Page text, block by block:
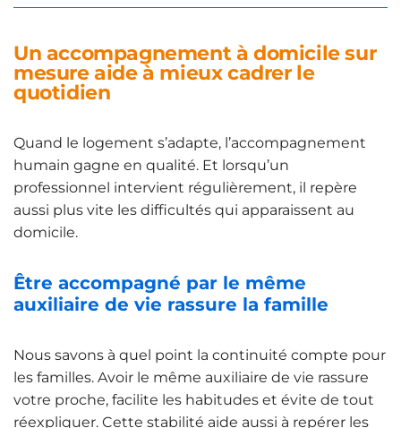
Un accompagnement à domicile sur
mesure aide à mieux cadrer le
quotidien
Quand le logement s’adapte, l’accompagnement
humain gagne en qualité. Et lorsqu’un
professionnel intervient régulièrement, il repère
aussi plus vite les difficultés qui apparaissent au
domicile.
Être accompagné par le même
auxiliaire de vie rassure la famille
Nous savons à quel point la continuité compte pour
les familles. Avoir le même auxiliaire de vie rassure
votre proche, facilite les habitudes et évite de tout
réexpliquer. Cette stabilité aide aussi à repérer les